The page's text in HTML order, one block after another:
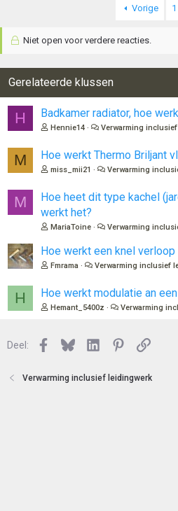
Vorige 1
Niet open voor verdere reacties.
Gerelateerde klussen
H Badkamer radiator, hoe
Hennie14 Verwarming
M Hoe werkt Thermo Briljant
miss_mii21 Verwarming
M
Hoe heet dit type kachel
werkt het?
MariaToine Verwarming
Hoe werkt een knel verloop
Fmrama Verwarming inclusief
H Hoe werkt modulatie an
Hemant_5400z Verwarming
Deel: Facebook
BlueskyLinkedInPinterest
Link
Verwarming inclusief leidingwerk